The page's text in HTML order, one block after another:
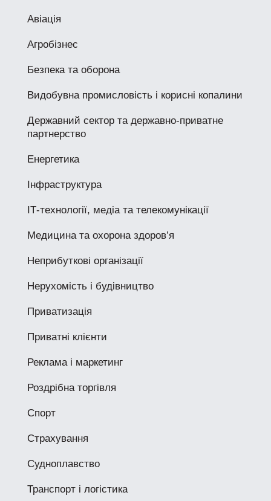
Авіація
Агробізнес
Безпека та оборона
Видобувна промисловість і корисні копалини
Державний сектор та державно-приватне
партнерство
Енергетика
Інфраструктура
ІТ-технології, медіа та телекомунікації
Медицина та охорона здоров’я
Неприбуткові організації
Нерухомість і будівництво
Приватизація
Приватні клієнти
Реклама і маркетинг
Роздрібна торгівля
Спорт
Страхування
Судноплавство
Транспорт і логістика